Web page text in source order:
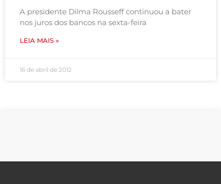
A presidente Dilma Rousseff continuou a bater
nos juros dos bancos na sexta-feira
LEIA MAIS »
16 de abril de 2012